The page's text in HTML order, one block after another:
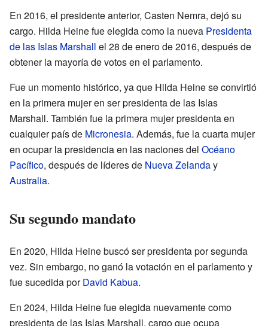
En 2016, el presidente anterior, Casten Nemra, dejó su
cargo. Hilda Heine fue elegida como la nueva Presidenta
de las Islas Marshall el 28 de enero de 2016, después de
obtener la mayoría de votos en el parlamento.
Fue un momento histórico, ya que Hilda Heine se convirtió
en la primera mujer en ser presidenta de las Islas
Marshall. También fue la primera mujer presidenta en
cualquier país de Micronesia. Además, fue la cuarta mujer
en ocupar la presidencia en las naciones del Océano
Pacífico, después de líderes de Nueva Zelanday
Australia.
Su segundo mandato
En 2020, Hilda Heine buscó ser presidenta por segunda
vez. Sin embargo, no ganó la votación en el parlamento y
fue sucedida porDavid Kabua.
En 2024, Hilda Heine fue elegida nuevamente como
presidenta de las Islas Marshall, cargo que ocupa